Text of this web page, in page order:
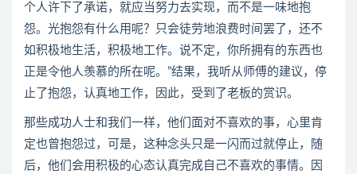
个人许下了承诺，就应当努力去实现，而不是一味地抱
怨。光抱怨有什么用呢？只会徒劳地浪费时间罢了，还不
如积极地生活，积极地工作。说不定，你所拥有的东西也
正是令他人羡慕的所在呢。”结果，我听从师傅的建议，停
止了抱怨，认真地工作，因此，受到了老板的赏识。
那些成功人士和我们一样，他们面对不喜欢的事，心里肯
定也曾抱怨过，可是，这种念头只是一闪而过就停止，随
后，他们会用积极的心态认真完成自己不喜欢的事情。因